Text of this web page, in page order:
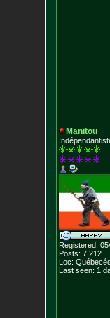
Manitou
Registered:
Posts: 7,212
Loc:
Last seen: 1